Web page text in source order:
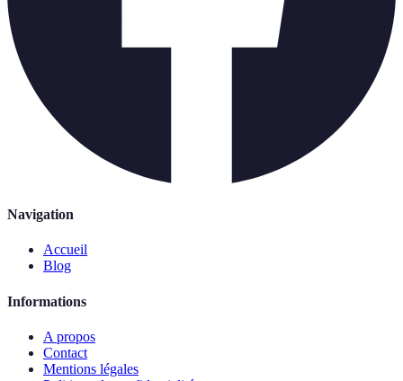
Navigation
Accueil
Blog
Informations
A propos
Contact
Mentions légales